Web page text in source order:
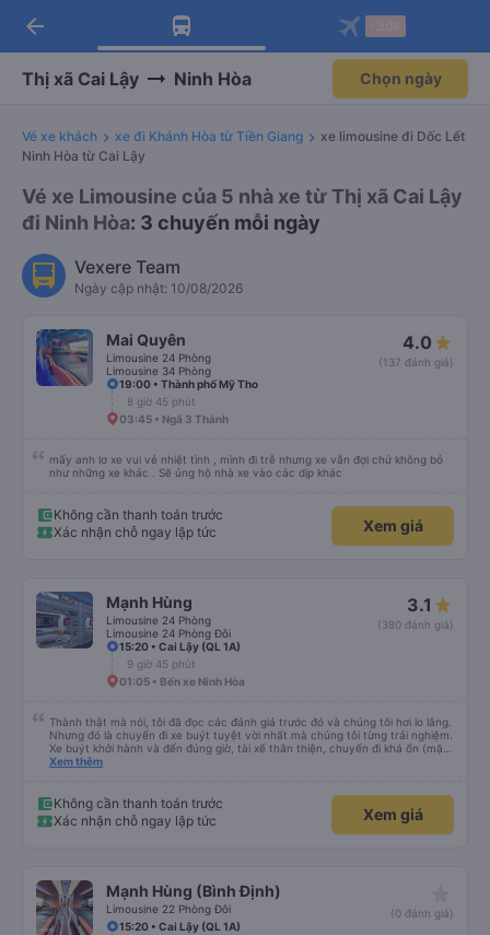
Tải app Vexere ngay!
Nhận ưu đãi thành viên độc
Mở app
Tải app Vexere
-30k/ghế khi đặt vé máy bay qua
Mở app
arrow_back
Thị xã Cai Lậy Ninh Hòa Chọn ngày
Vé xe khách xe đi Khánh Hòa từ Tiền Giang
xe limousine đi Dốc Lết
Ninh Hòa từ Cai Lậy
Vé xe Limousine của 5 nhà xe từ Thị xã Cai Lậy
đi Ninh Hòa: 3 chuyến mỗi ngày
Vexere Team
Ngày cập nhật: 10/08/2026
Mai Quyên
Limousine 24 Phòng
Limousine 34 Phòng
4.0
(137 đánh giá)
19:00 • Thành phố Mỹ Tho
8 giờ 45 phút
03:45 • Ngã 3 Thành
mấy anh lơ xe vui vẻ nhiệt tình , mình đi trễ nhưng xe vẫn đợi chứ không bỏ
như những xe khác . Sẽ ủng hộ nhà xe vào các dịp khác
Không cần thanh toán trước
Xác nhận chỗ ngay lập tức
Xem giá
Mạnh Hùng
Limousine 24 Phòng
Limousine 24 Phòng Đôi
3.1
(380 đánh giá)
15:20 • Cai Lậy (QL 1A)
9 giờ 45 phút
01:05 • Bến xe Ninh Hòa
Thành thật mà nói, tôi đã đọc các đánh giá trước đó và chúng tôi hơi lo lắng.
Nhưng đó là chuyến đi xe buýt tuyệt vời nhất mà chúng tôi từng trải nghiệm.
Xe buýt khởi hành và đến đúng giờ, tài xế thân thiện, chuyến đi khá ổn (mặc
dù vẫn hơi xóc, nhưng đó là đặc trưng của Việt Nam ^^), và chỗ ngồi thoải
Xem thêm
Không cần thanh toán trước
Xác nhận chỗ ngay lập tức
Xem giá
Mạnh Hùng (Bình Định)
Limousine 22 Phòng Đôi
(0 đánh giá)
15:20 • Cai Lậy (QL 1A)